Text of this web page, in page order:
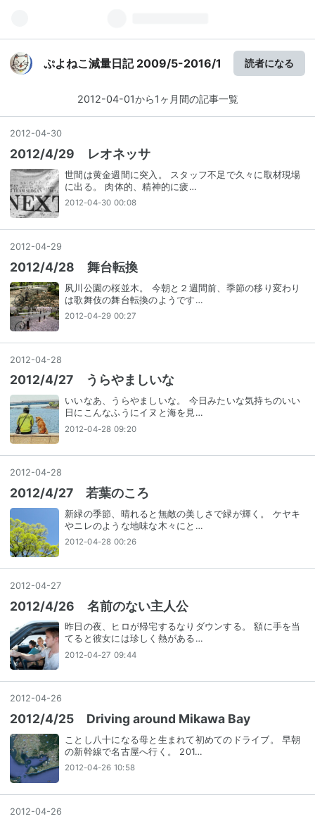
ぷよねこ減量日記 2009/5-2016/1 読者になる
2012-04-01から1ヶ月間の記事一覧
2012-04-30
2012/4/29 レオネッサ
世間は黄金週間に突入。 スタッフ不足で久々に取材現場
に出る。 肉体的、精神的に疲…
2012-04-30 00:08
2012-04-29
2012/4/28 舞台転換
夙川公園の桜並木。 今朝と２週間前、季節の移り変わり
は歌舞伎の舞台転換のようです…
2012-04-29 00:27
2012-04-28
2012/4/27 うらやましいな
いいなあ、うらやましいな。 今日みたいな気持ちのいい
日にこんなふうにイヌと海を見…
2012-04-28 09:20
2012-04-28
2012/4/27 若葉のころ
新緑の季節、晴れると無敵の美しさで緑が輝く。 ケヤキ
やニレのような地味な木々にと…
2012-04-28 00:26
2012-04-27
2012/4/26 名前のない主人公
昨日の夜、ヒロが帰宅するなりダウンする。 額に手を当
てると彼女には珍しく熱がある…
2012-04-27 09:44
2012-04-26
2012/4/25 Driving around Mikawa Bay
ことし八十になる母と生まれて初めてのドライブ。 早朝
の新幹線で名古屋へ行く。 201…
2012-04-26 10:58
2012-04-26